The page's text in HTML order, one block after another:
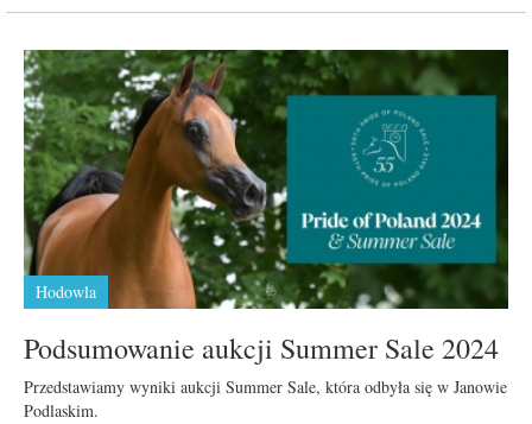
Hodowla
Podsumowanie aukcji Summer Sale 2024
Przedstawiamy wyniki aukcji Summer Sale, która odbyła się w Janowie
Podlaskim.